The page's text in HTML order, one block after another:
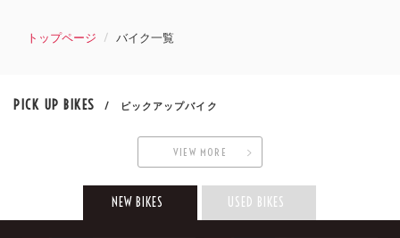
トップページ バイク一覧
PICK UP BIKES / ピックアップバイク
VIEW MORE
NEW BIKES USED BIKES